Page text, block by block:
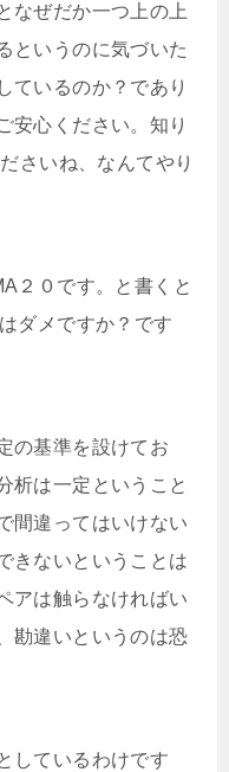
なぜだか一つ上の上
というのに気づいた
ているのか？であり
安心ください。知り
さいね、なんてやり
２０です。と書くと
ダメですか？です
の基準を設けてお
析は一定ということ
間違ってはいけない
きないということは
アは触らなければい
勘違いというのは恐
しているわけです